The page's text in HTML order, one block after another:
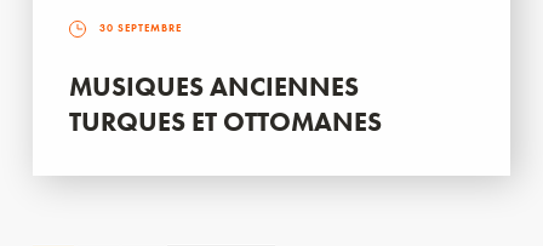
30 SEPTEMBRE
MUSIQUES ANCIENNES
TURQUES ET OTTOMANES